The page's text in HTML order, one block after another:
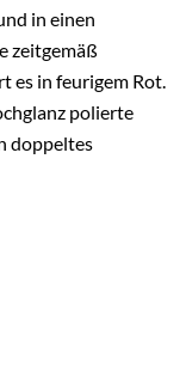
in einen
zeitgemäß
es in feurigem Rot.
polierte
doppeltes